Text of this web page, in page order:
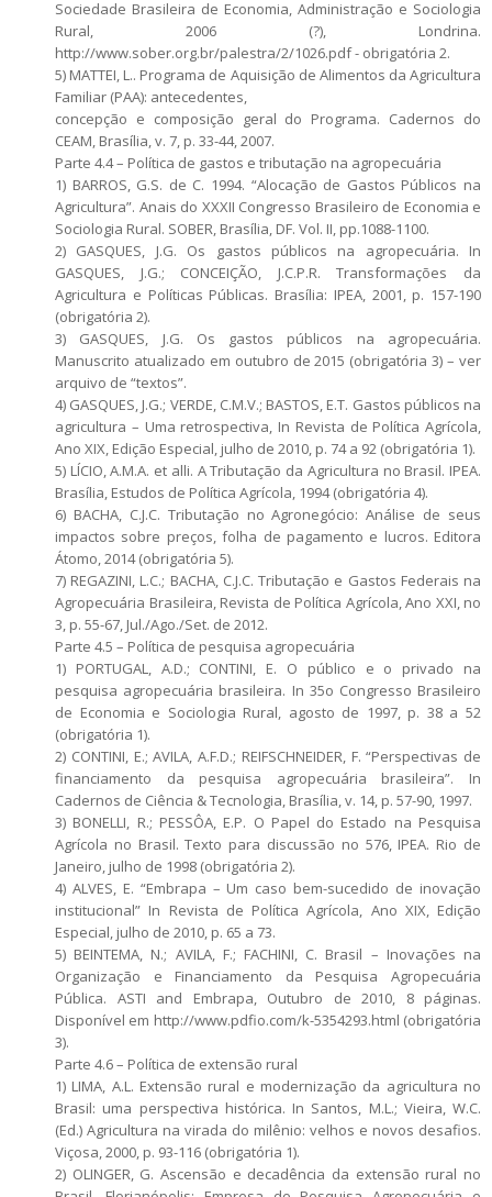
Sociedade Brasileira de Economia, Administração e Sociologia
Rural, 2006 (?), Londrina.
http://www.sober.org.br/palestra/2/1026.pdf - obrigatória 2.
5) MATTEI, L.. Programa de Aquisição de Alimentos da Agricultura
Familiar (PAA): antecedentes,
concepção e composição geral do Programa. Cadernos do
CEAM, Brasília, v. 7, p. 33-44, 2007.
Parte 4.4 – Política de gastos e tributação na agropecuária
1) BARROS, G.S. de C. 1994. “Alocação de Gastos Públicos na
Agricultura”. Anais do XXXII Congresso Brasileiro de Economia e
Sociologia Rural. SOBER, Brasília, DF. Vol. II, pp.1088-1100.
2) GASQUES, J.G. Os gastos públicos na agropecuária. In
GASQUES, J.G.; CONCEIÇÃO, J.C.P.R. Transformações da
Agricultura e Políticas Públicas. Brasília: IPEA, 2001, p. 157-190
(obrigatória 2).
3) GASQUES, J.G. Os gastos públicos na agropecuária.
Manuscrito atualizado em outubro de 2015 (obrigatória 3) – ver
arquivo de “textos”.
4) GASQUES, J.G.; VERDE, C.M.V.; BASTOS, E.T. Gastos públicos na
agricultura – Uma retrospectiva, In Revista de Política Agrícola,
Ano XIX, Edição Especial, julho de 2010, p. 74 a 92 (obrigatória 1).
5) LÍCIO, A.M.A. et alli. A Tributação da Agricultura no Brasil. IPEA.
Brasília, Estudos de Política Agrícola, 1994 (obrigatória 4).
6) BACHA, C.J.C. Tributação no Agronegócio: Análise de seus
impactos sobre preços, folha de pagamento e lucros. Editora
Átomo, 2014 (obrigatória 5).
7) REGAZINI, L.C.; BACHA, C.J.C. Tributação e Gastos Federais na
Agropecuária Brasileira, Revista de Política Agrícola, Ano XXI, no
3, p. 55-67, Jul./Ago./Set. de 2012.
Parte 4.5 – Política de pesquisa agropecuária
1) PORTUGAL, A.D.; CONTINI, E. O público e o privado na
pesquisa agropecuária brasileira. In 35o Congresso Brasileiro
de Economia e Sociologia Rural, agosto de 1997, p. 38 a 52
(obrigatória 1).
2) CONTINI, E.; AVILA, A.F.D.; REIFSCHNEIDER, F. “Perspectivas de
financiamento da pesquisa agropecuária brasileira”. In
Cadernos de Ciência & Tecnologia, Brasília, v. 14, p. 57-90, 1997.
3) BONELLI, R.; PESSÔA, E.P. O Papel do Estado na Pesquisa
Agrícola no Brasil. Texto para discussão no 576, IPEA. Rio de
Janeiro, julho de 1998 (obrigatória 2).
4) ALVES, E. “Embrapa – Um caso bem-sucedido de inovação
institucional” In Revista de Política Agrícola, Ano XIX, Edição
Especial, julho de 2010, p. 65 a 73.
5) BEINTEMA, N.; AVILA, F.; FACHINI, C. Brasil – Inovações na
Organização e Financiamento da Pesquisa Agropecuária
Pública. ASTI and Embrapa, Outubro de 2010, 8 páginas.
Disponível em http://www.pdfio.com/k-5354293.html (obrigatória
3).
Parte 4.6 – Política de extensão rural
1) LIMA, A.L. Extensão rural e modernização da agricultura no
Brasil: uma perspectiva histórica. In Santos, M.L.; Vieira, W.C.
(Ed.) Agricultura na virada do milênio: velhos e novos desafios.
Viçosa, 2000, p. 93-116 (obrigatória 1).
2) OLINGER, G. Ascensão e decadência da extensão rural no